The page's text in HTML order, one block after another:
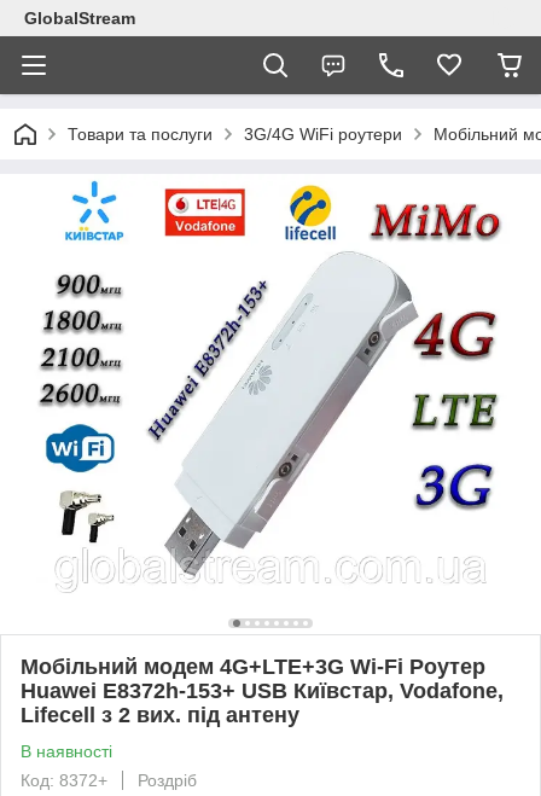
GlobalStream
Товари та послуги 3G/4G WiFi роутери Мобільний
Мобільний модем 4G+LTE+3G Wi-Fi Роутер
Huawei E8372h-153+ USB Київстар, Vodafone,
Lifecell з 2 вих. під антену
В наявності
Код: 8372+
Роздріб